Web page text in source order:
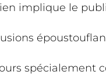
implique le
spécialement